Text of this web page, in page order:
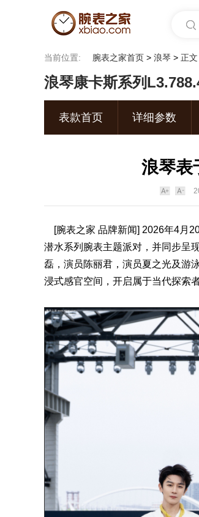
当前位置: 腕表之家首页 > 浪琴 > 正文
浪琴康卡斯系列
表款首页 详细参数
浪琴表
[腕表之家 品牌新闻] 2026年4月
潜水系列 腕表主题派对，并同步呈
磊，演员陈丽君，演员夏之光及游
浸式感官空间，开启属于当代探索者